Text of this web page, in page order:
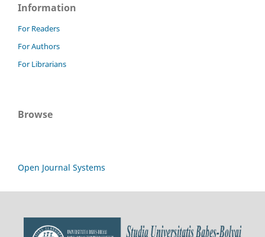
Information
For Readers
For Authors
For Librarians
Browse
Open Journal Systems